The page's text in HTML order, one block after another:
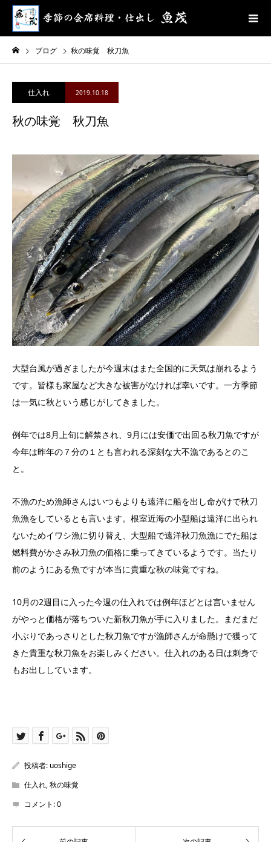
ブログ 秋の味覚 秋刀魚
仕入れ 2019.10.18
秋の味覚 秋刀魚
大型台風が過ぎましたが今週末はまた全国的に天気は崩れるよう
です。皆様も家屋など大きな被害がなければ幸いです。一方季節
は一気に秋という感じがしてきました。
例年では8月上旬に解禁され、9月には安価で出回る秋刀魚ですが
今年は昨年の７分の１とも言われる深刻な大不漁であるとのこ
と。
不漁のため漁師さんはいつもよりも遠洋に船を出し命がけで秋刀
魚漁をしているとも言います。根室近海の小型船は遠洋に出られ
ないためイワシ漁に切り替え、大型船で遠洋秋刀魚漁にでた船は
燃料費がかさみ秋刀魚の価格に乗ってきているようです。当たり
前のようにある魚ですが本当に貴重な秋の味覚ですね。
10月の2週目に入った今週の仕入れでは例年ほどとは言いません
がやっと価格が落ちついた新秋刀魚が手に入りました。まだまだ
小ぶりであっさりとした秋刀魚ですが漁師さんが命懸けで獲って
きた貴重な秋刀魚をお楽しみください。仕入れのある日は刺身で
もお出ししています。
投稿者: uoshige
仕入れ,秋の味覚
コメント:0